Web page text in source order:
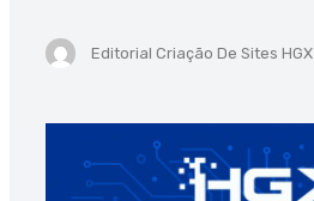
Editorial Criação De Sites HGX